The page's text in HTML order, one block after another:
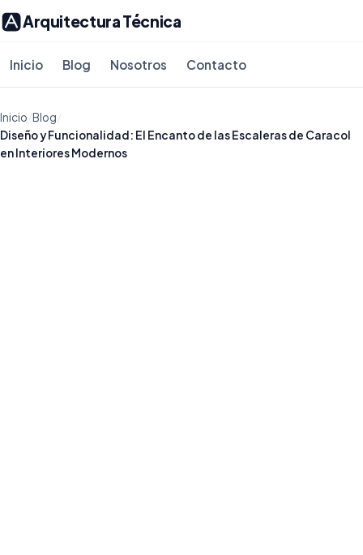
Arquitectura Técnica
Inicio Blog Nosotros Contacto
Inicio/Blog/
Diseño y Funcionalidad: El Encanto de las Escaleras de Caracol
en Interiores Modernos